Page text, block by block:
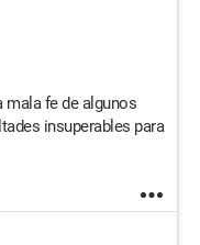
mala fe de algunos
insuperables para